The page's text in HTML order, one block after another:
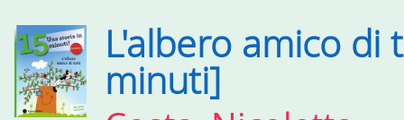
Dettaglio
del
documento
L'albero amico
minuti]